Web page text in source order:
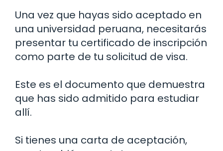
Una vez que hayas sido aceptado en
una universidad peruana, necesitarás
presentar tu certificado de inscripción
como parte de tu solicitud de visa.
Este es el documento que demuestra
que has sido admitido para estudiar
allí.
Si tienes una carta de aceptación,